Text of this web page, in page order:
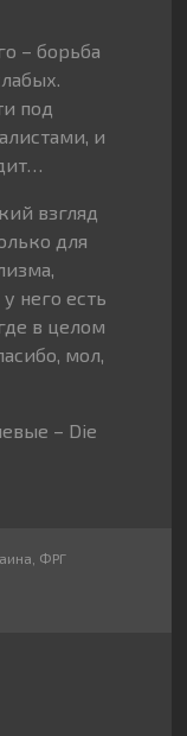
– борьба
под
и
взгляд
для
него есть
в целом
мол,
– Die
ФРГ